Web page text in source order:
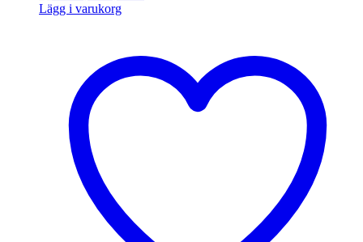
Lägg i varukorg